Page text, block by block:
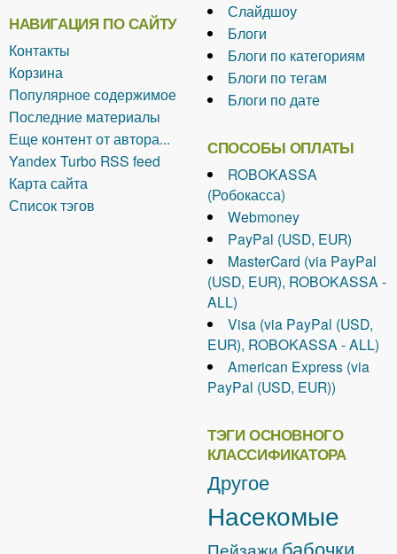
НАВИГАЦИЯ ПО САЙТУ
Контакты
Корзина
Популярное содержимое
Последние материалы
Еще контент от автора...
Yandex Turbo RSS feed
Карта сайта
Список тэгов
Слайдшоу
Блоги
Блоги по категориям
Блоги по тегам
Блоги по дате
СПОСОБЫ ОПЛАТЫ
ROBOKASSA
(Робокасса)
Webmoney
PayPal (USD, EUR)
MasterCard (via PayPal
(USD, EUR), ROBOKASSA -
ALL)
Visa (via PayPal (USD,
EUR), ROBOKASSA - ALL)
American Express (via
PayPal (USD, EUR))
ТЭГИ ОСНОВНОГО
КЛАССИФИКАТОРА
Другое
Насекомые
бабочки